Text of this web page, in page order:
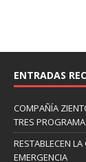
ENTRADAS
COMPAÑÍA
TRES
RESTABLECEN
EMERGENCIA